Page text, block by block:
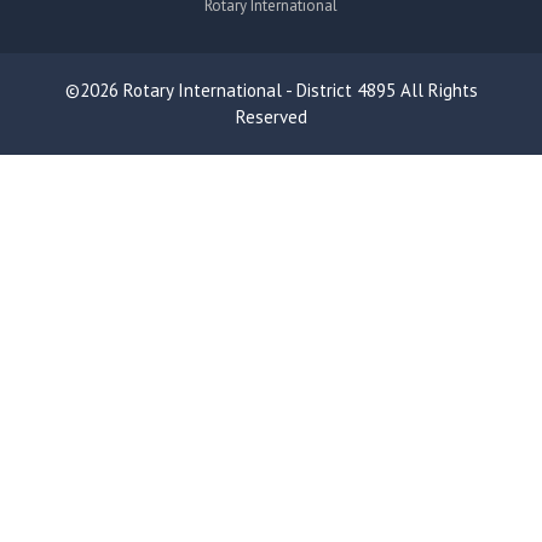
Rotary International
©2026 Rotary International - District 4895 All Rights
Reserved